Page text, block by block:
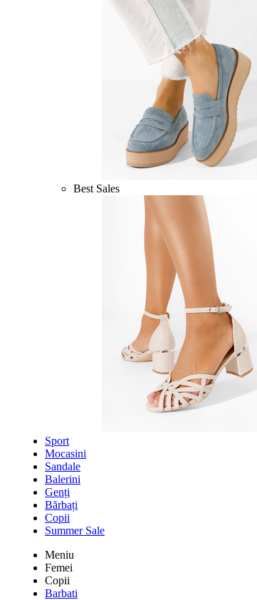
Best Sales
Sport
Mocasini
Sandale
Balerini
Genți
Bărbați
Copii
Summer Sale
Meniu
Femei
Copii
Barbati